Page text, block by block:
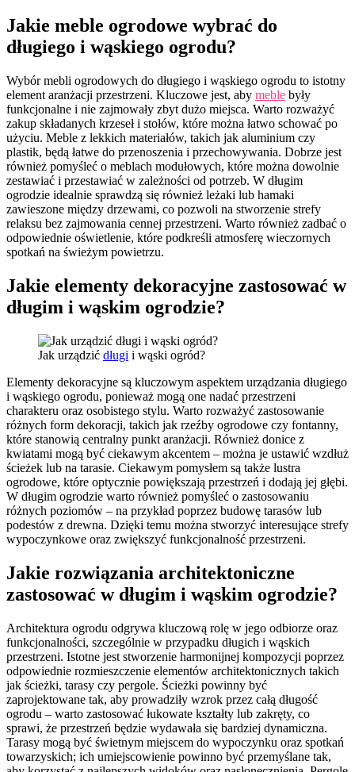
Jakie meble ogrodowe wybrać do
długiego i wąskiego ogrodu?
Wybór mebli ogrodowych do długiego i wąskiego ogrodu to istotny
element aranżacji przestrzeni. Kluczowe jest, aby meble były
funkcjonalne i nie zajmowały zbyt dużo miejsca. Warto rozważyć
zakup składanych krzeseł i stołów, które można łatwo schować po
użyciu. Meble z lekkich materiałów, takich jak aluminium czy
plastik, będą łatwe do przenoszenia i przechowywania. Dobrze jest
również pomyśleć o meblach modułowych, które można dowolnie
zestawiać i przestawiać w zależności od potrzeb. W długim
ogrodzie idealnie sprawdzą się również leżaki lub hamaki
zawieszone między drzewami, co pozwoli na stworzenie strefy
relaksu bez zajmowania cennej przestrzeni. Warto również zadbać o
odpowiednie oświetlenie, które podkreśli atmosferę wieczornych
spotkań na świeżym powietrzu.
Jakie elementy dekoracyjne zastosować w
długim i wąskim ogrodzie?
Jak urządzić długi i wąski ogród?
Elementy dekoracyjne są kluczowym aspektem urządzania długiego
i wąskiego ogrodu, ponieważ mogą one nadać przestrzeni
charakteru oraz osobistego stylu. Warto rozważyć zastosowanie
różnych form dekoracji, takich jak rzeźby ogrodowe czy fontanny,
które stanowią centralny punkt aranżacji. Również donice z
kwiatami mogą być ciekawym akcentem – można je ustawić wzdłuż
ścieżek lub na tarasie. Ciekawym pomysłem są także lustra
ogrodowe, które optycznie powiększają przestrzeń i dodają jej głębi.
W długim ogrodzie warto również pomyśleć o zastosowaniu
różnych poziomów – na przykład poprzez budowę tarasów lub
podestów z drewna. Dzięki temu można stworzyć interesujące strefy
wypoczynkowe oraz zwiększyć funkcjonalność przestrzeni.
Jakie rozwiązania architektoniczne
zastosować w długim i wąskim ogrodzie?
Architektura ogrodu odgrywa kluczową rolę w jego odbiorze oraz
funkcjonalności, szczególnie w przypadku długich i wąskich
przestrzeni. Istotne jest stworzenie harmonijnej kompozycji poprzez
odpowiednie rozmieszczenie elementów architektonicznych takich
jak ścieżki, tarasy czy pergole. Ścieżki powinny być
zaprojektowane tak, aby prowadziły wzrok przez całą długość
ogrodu – warto zastosować łukowate kształty lub zakręty, co
sprawi, że przestrzeń będzie wydawała się bardziej dynamiczna.
Tarasy mogą być świetnym miejscem do wypoczynku oraz spotkań
towarzyskich; ich umiejscowienie powinno być przemyślane tak,